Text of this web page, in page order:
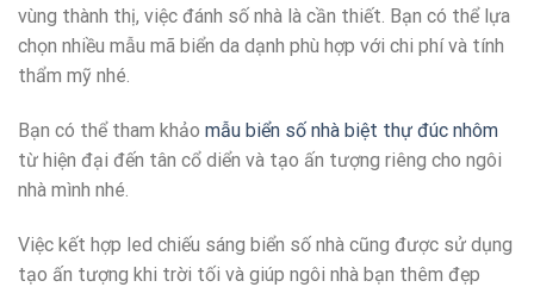
vùng thành thị, việc đánh số nhà là cần thiết. Bạn có thể lựa
chọn nhiều mẫu mã biển da dạnh phù hợp với chi phí và tính
thẩm mỹ nhé.
Bạn có thể tham khảo mẫu biển số nhà biệt thự đúc nhôm
từ hiện đại đến tân cổ diển và tạo ấn tượng riêng cho ngôi
nhà mình nhé.
Việc kết hợp led chiếu sáng biển số nhà cũng được sử dụng
tạo ấn tượng khi trời tối và giúp ngôi nhà bạn thêm đẹp